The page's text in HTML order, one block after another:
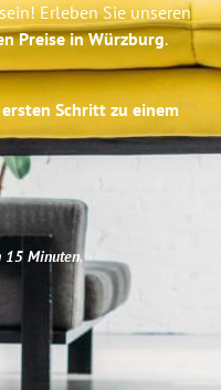
Erleben Sie unseren
Preise in Würzburg.
Schritt zu einem
Minuten.